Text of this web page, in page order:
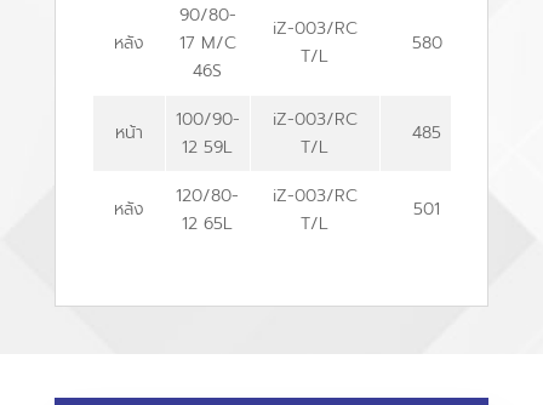
หลัง
90/80-
17 M/C
46S
iZ-003/RC
T/L
580
หน้า
100/90-
12 59L
iZ-003/RC
T/L
485
หลัง
120/80-
12 65L
iZ-003/RC
T/L
501